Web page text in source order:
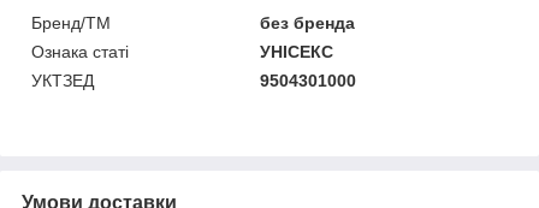
Бренд/ТМ
без бренда
Ознака статі
УНІСЕКС
УКТЗЕД
9504301000
Умови доставки